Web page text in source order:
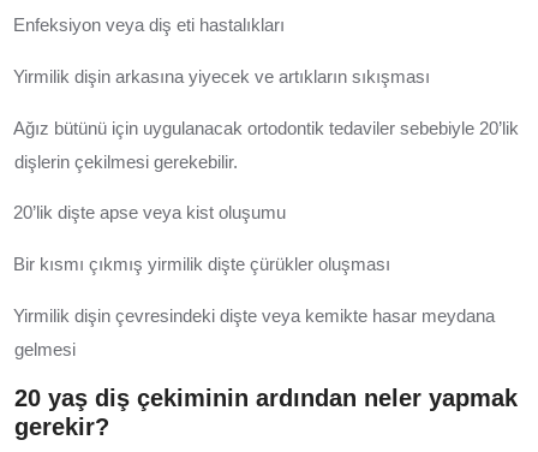
Enfeksiyon veya diş eti hastalıkları
Yirmilik dişin arkasına yiyecek ve artıkların sıkışması
Ağız bütünü için uygulanacak ortodontik tedaviler sebebiyle 20’lik
dişlerin çekilmesi gerekebilir.
20’lik dişte apse veya kist oluşumu
Bir kısmı çıkmış yirmilik dişte çürükler oluşması
Yirmilik dişin çevresindeki dişte veya kemikte hasar meydana
gelmesi
20 yaş diş çekiminin ardından neler yapmak
gerekir?